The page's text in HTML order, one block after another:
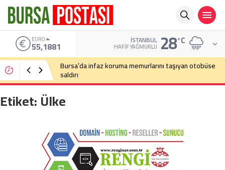
ALTIN
6.660,55 İSTANBUL
HAFIF YAĞMURLU 28°C
Bursa’da cadde ortasında bıçaklı kavga
Etiket:Ülke